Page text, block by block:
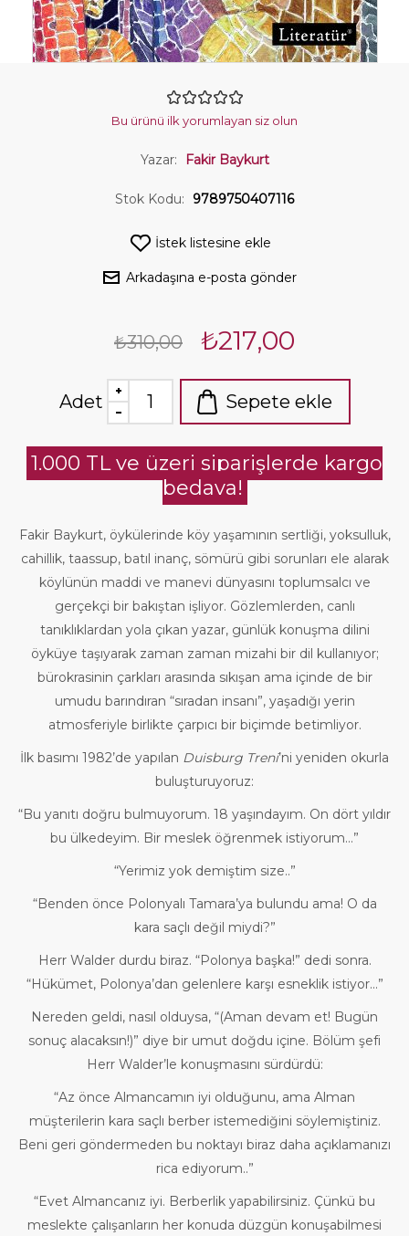
Bu ürünü ilk yorumlayan siz olun
Yazar: Fakir Baykurt
Stok Kodu: 9789750407116
İstek listesine ekle
Arkadaşına e-posta gönder
₺310,00 ₺217,00
Adet Sepete ekle
1.000 TL ve üzeri siparişlerde kargo
bedava!
Fakir Baykurt, öykülerinde köy yaşamının sertliği, yoksulluk,
cahillik, taassup, batıl inanç, sömürü gibi sorunları ele alarak
köylünün maddi ve manevi dünyasını toplumsalcı ve
gerçekçi bir bakıştan işliyor. Gözlemlerden, canlı
tanıklıklardan yola çıkan yazar, günlük konuşma dilini
öyküye taşıyarak zaman zaman mizahi bir dil kullanıyor;
bürokrasinin çarkları arasında sıkışan ama içinde de bir
umudu barındıran “sıradan insanı”, yaşadığı yerin
atmosferiyle birlikte çarpıcı bir biçimde betimliyor.
İlk basımı 1982’de yapılan Duisburg Treni’ni yeniden okurla
buluşturuyoruz:
“Bu yanıtı doğru bulmuyorum. 18 yaşındayım. On dört yıldır
bu ülkedeyim. Bir meslek öğrenmek istiyorum...”
“Yerimiz yok demiştim size..”
“Benden önce Polonyalı Tamara’ya bulundu ama! O da
kara saçlı değil miydi?”
Herr Walder durdu biraz. “Polonya başka!” dedi sonra.
“Hükümet, Polonya’dan gelenlere karşı esneklik istiyor...”
Nereden geldi, nasıl olduysa, “(Aman devam et! Bugün
sonuç alacaksın!)” diye bir umut doğdu içine. Bölüm şefi
Herr Walder’le konuşmasını sürdürdü:
“Az önce Almancamın iyi olduğunu, ama Alman
müşterilerin kara saçlı berber istemediğini söylemiştiniz.
Beni geri göndermeden bu noktayı biraz daha açıklamanızı
rica ediyorum..”
“Evet Almancanız iyi. Berberlik yapabilirsiniz. Çünkü bu
meslekte çalışanların her konuda düzgün konuşabilmesi